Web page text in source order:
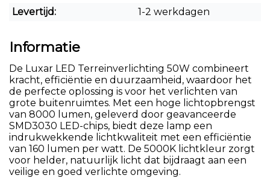
Levertijd:
1-2 werkdagen
Informatie
De Luxar LED Terreinverlichting 50W combineert
kracht, efficiëntie en duurzaamheid, waardoor het
de perfecte oplossing is voor het verlichten van
grote buitenruimtes. Met een hoge lichtopbrengst
van 8000 lumen, geleverd door geavanceerde
SMD3030 LED-chips, biedt deze lamp een
indrukwekkende lichtkwaliteit met een efficiëntie
van 160 lumen per watt. De 5000K lichtkleur zorgt
voor helder, natuurlijk licht dat bijdraagt aan een
veilige en goed verlichte omgeving.